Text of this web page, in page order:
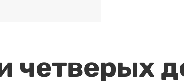
четверых